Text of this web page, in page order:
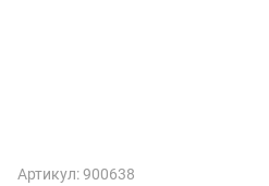
Артикул:900638